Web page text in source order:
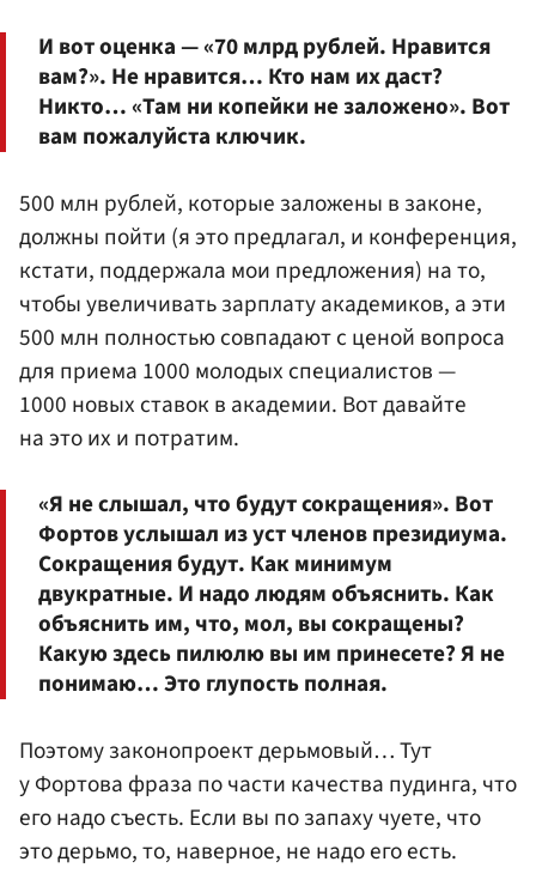
И вот оценка — «70 млрд рублей. Нравится
вам?». Не нравится… Кто нам их даст?
Никто… «Там ни копейки не заложено». Вот
вам пожалуйста ключик.
500 млн рублей, которые заложены в законе,
должны пойти (я это предлагал, и конференция,
кстати, поддержала мои предложения) на то,
чтобы увеличивать зарплату академиков, а эти
500 млн полностью совпадают с ценой вопроса
для приема 1000 молодых специалистов —
1000 новых ставок в академии. Вот давайте
на это их и потратим.
«Я не слышал, что будут сокращения». Вот
Фортов услышал из уст членов президиума.
Сокращения будут. Как минимум
двукратные. И надо людям объяснить. Как
объяснить им, что, мол, вы сокращены?
Какую здесь пилюлю вы им принесете? Я не
понимаю… Это глупость полная.
Поэтому законопроект дерьмовый… Тут
у Фортова фраза по части качества пудинга, что
его надо съесть. Если вы по запаху чуете, что
это дерьмо, то, наверное, не надо его есть.